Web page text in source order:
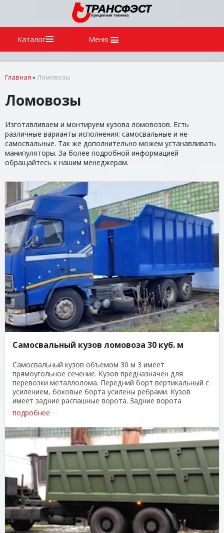
Каталог Меню
Главная » Ломовозы
Ломовозы
Изготавливаем и монтируем кузова ломовозов. Есть
различные варианты исполнения: самосвальные и не
самосвальные. Так же дополнительно можем устанавливать
манипуляторы. За более подробной информацией
обращайтесь к нашим менеджерам.
Самосвальный кузов ломовоза 30 куб. м
Самосвальный кузов объемом 30 м 3 имеет
прямоугольное сечение. Кузов предназначен для
перевозки металлолома. Передний борт вертикальный с
усилением, боковые борта усилены ребрами. Кузов
имеет задние распашные ворота. Задние ворота
открываются на ...
подробнее